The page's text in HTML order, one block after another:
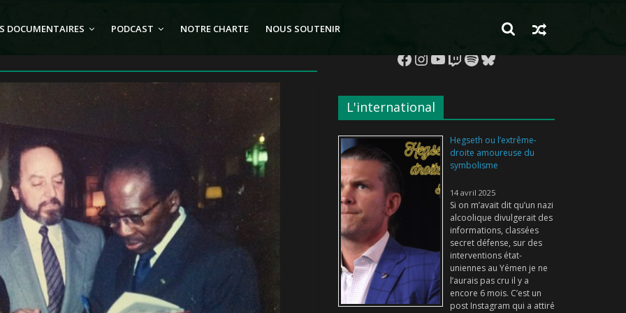
DOCUMENTAIRES PODCAST NOTRE CHARTE NOUS SOUTENIR
Facebook
Instagram
YouTube
Twitch
Spotify
Bluesky
L'international
Hegseth ou l’extrême-
droite amoureuse du
symbolisme
14 avril 2025
Si on m’avait dit qu’un nazi
alcoolique divulgerait des
informations, classées
secret défense, sur des
interventions état-
uniennes au Yémen je ne
l’aurais pas cru il y a
encore 6 mois. C’est un
post Instagram qui a attiré